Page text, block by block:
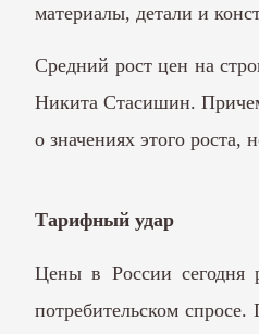
материалы, детали и
Средний рост цен на
Никита Стасишин.
о значениях этого роста,
Тарифный удар
Цены в России сегодня
потребительском